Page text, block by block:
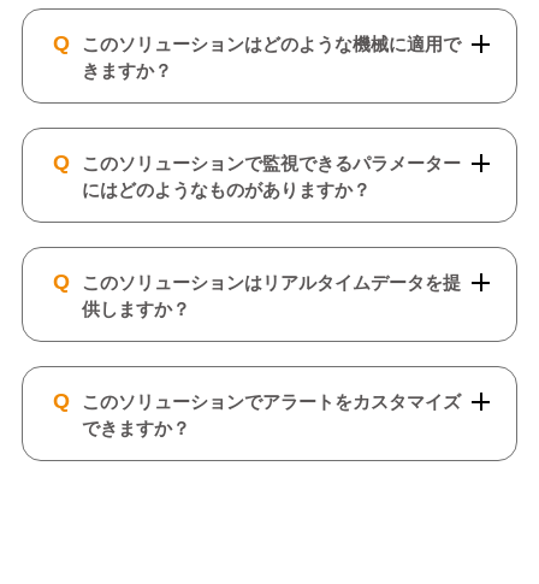
Q
このソリューションはどのような機械に適用で
きますか？
Q
このソリューションで監視できるパラメーター
にはどのようなものがありますか？
Q
このソリューションはリアルタイムデータを提
供しますか？
Q
このソリューションでアラートをカスタマイズ
できますか？